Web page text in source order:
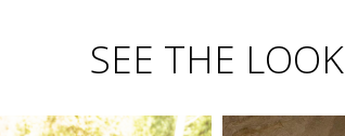
SEE THE LOOK